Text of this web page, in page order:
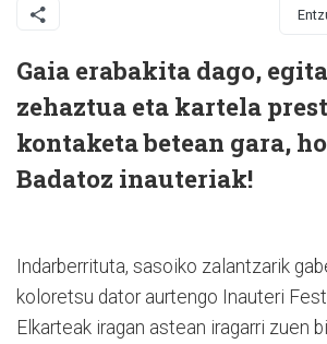
Gaia erabakita dago,
zehaztua eta kartela
kontaketa betean gara,
Badatoz inauteriak!
Indarberrituta, sasoiko zalantzarik
koloretsu dator aurtengo Inauteri
Elkarteak iragan astean iragarri zuen